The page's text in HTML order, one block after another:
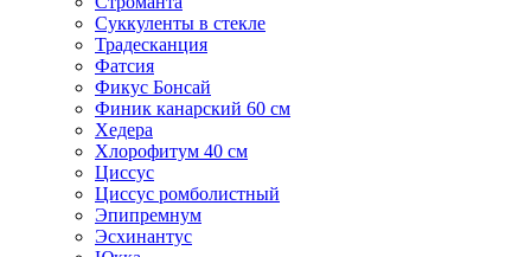
Суккуленты в стекле
Традесканция
Фатсия
Фикус Бонсай
Финик канарский 60 см
Хедера
Хлорофитум 40 см
Циссус
Циссус ромболистный
Эпипремнум
Эсхинантус